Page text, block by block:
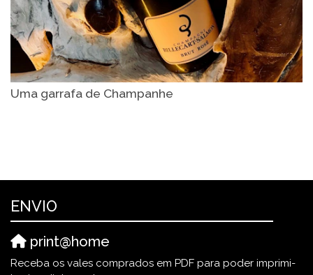
Uma garrafa de Champanhe
ENVIO
print@home
Receba os vales comprados em PDF para poder imprimi-